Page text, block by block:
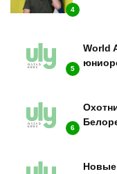
4
5
World
6
Новые